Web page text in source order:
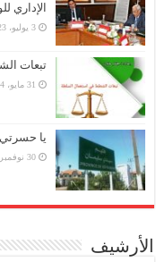
الإداري
3 يوليو، 2023
تبعات
31 مايو، 2024
يا
30 نوفمبر، 2022
الأرشيف